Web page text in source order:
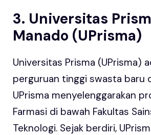
3. Universitas
Manado (UPrisma)
Universitas Prisma (UPrisma)
perguruan tinggi swasta baru
UPrisma menyelenggarakan
Farmasi di bawah Fakultas
Teknologi. Sejak berdiri,